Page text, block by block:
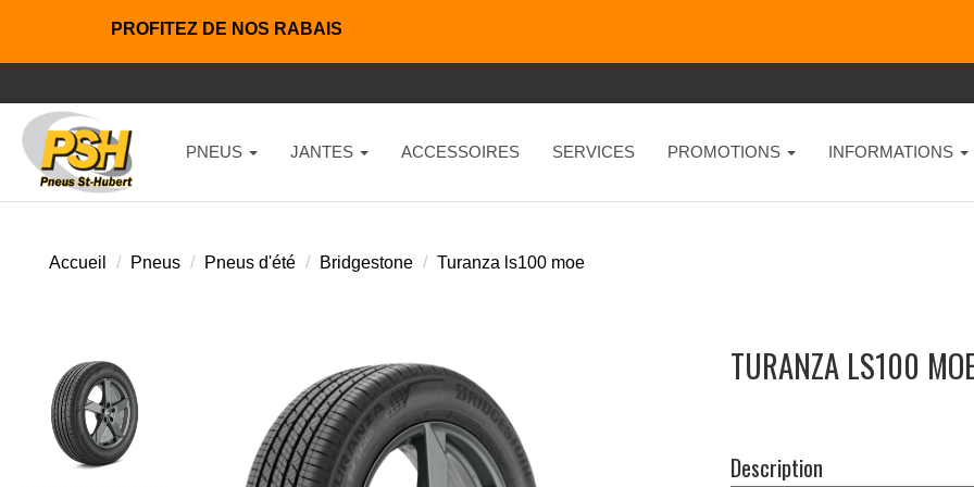
PROFITEZ DE NOS RABAIS
PNEUS JANTES ACCESSOIRES SERVICES PROMOTIONS INFORMATIONS
Accueil Pneus Pneus d'été Bridgestone Turanza ls100 moe
TURANZA LS100
Description